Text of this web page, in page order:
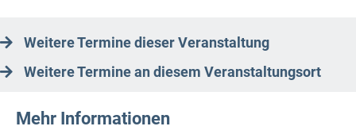
Weitere Termine dieser Veranstaltung
Weitere Termine an diesem Veranstaltungsort
Mehr Informationen